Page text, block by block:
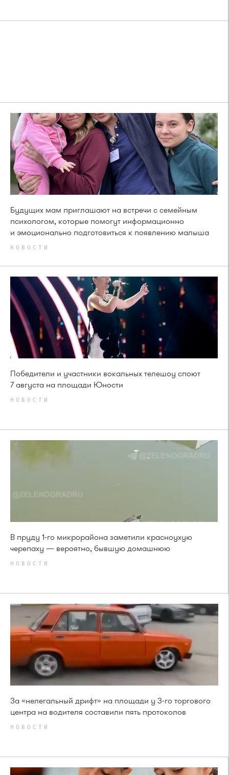
Будущих мам приглашают на встречи с семейным
психологом, которые помогут информационно
и эмоционально подготовиться к появлению малыша
НОВОСТИ
Победители и участники вокальных телешоу споют
7 августа на площади Юности
НОВОСТИ
В пруду 1-го микрорайона заметили красноухую
черепаху — вероятно, бывшую домашнюю
НОВОСТИ
За «нелегальный дрифт» на площади у 3-го торгового
центра на водителя составили пять протоколов
НОВОСТИ